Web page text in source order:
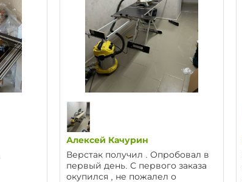
Алексей Качурин
Верстак получил . Опробовал в
первый день. С первого заказа
окупился , не пожалел о